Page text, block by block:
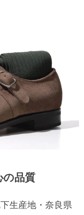
の品質
生産地・奈良県